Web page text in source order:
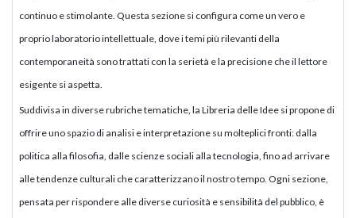
continuo e stimolante. Questa sezione si configura come un vero e
proprio laboratorio intellettuale, dove i temi più rilevanti della
contemporaneità sono trattati con la serietà e la precisione che il lettore
esigente si aspetta.
Suddivisa in diverse rubriche tematiche, la Libreria delle Idee si propone di
offrire uno spazio di analisi e interpretazione su molteplici fronti: dalla
politica alla filosofia, dalle scienze sociali alla tecnologia, fino ad arrivare
alle tendenze culturali che caratterizzano il nostro tempo. Ogni sezione,
pensata per rispondere alle diverse curiosità e sensibilità del pubblico, è